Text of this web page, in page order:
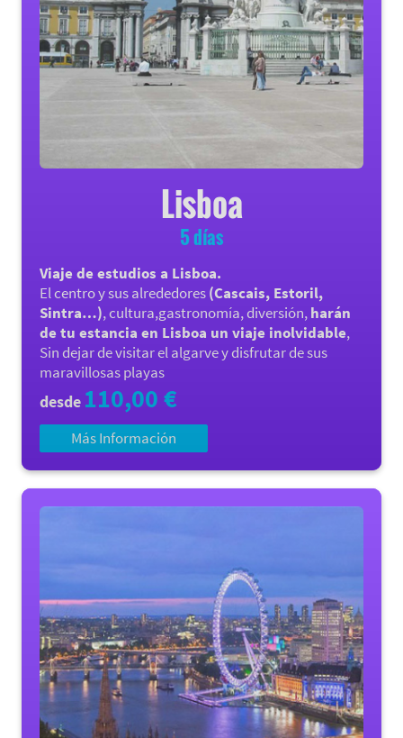
Lisboa
5 días
Viaje de estudios a Lisboa.
El centro y sus alrededores(Cascais, Estoril,
Sintra…), cultura,gastronomía, diversión,harán
de tu estancia en Lisboa un viaje inolvidable,
Sin dejar de visitar el algarve y disfrutar de sus
maravillosas playas
desde 110,00 €
Más Información